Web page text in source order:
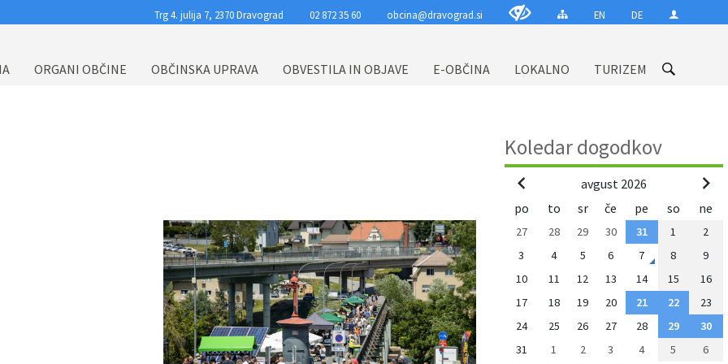
Trg 4. julija 7, 2370 Dravograd 02 872 35 60 obcina@dravograd.si EN DE
ORGANI OBČINE OBČINSKA UPRAVA OBVESTILA IN OBJAVE E-OBČINA LOKALNO TURIZEM
Koledar dogodkov
avgust 2026
po
to sr če pe so ne
27 28 29 30 31 1
2
3
4 5 6 7 8
9
10
11 12 13 14 15
16
17
18 19 20 21 22
23
24
25 26 27 28 29
30
31
1 2 3 4 5 6